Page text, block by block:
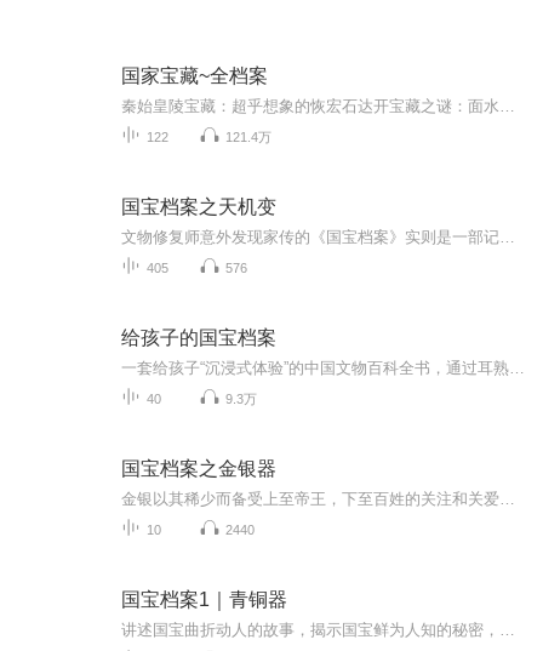
国家宝藏~全档案
122 121.4万
国宝档案之天机变
405 576
给孩子的国宝档案
40 9.3万
国宝档案之金银器
10 2440
国宝档案1｜青铜器